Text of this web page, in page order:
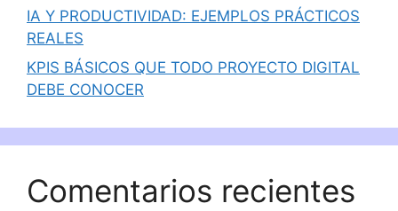
IA Y PRODUCTIVIDAD: EJEMPLOS PRÁCTICOS
REALES
KPIS BÁSICOS QUE TODO PROYECTO DIGITAL
DEBE CONOCER
Comentarios recientes